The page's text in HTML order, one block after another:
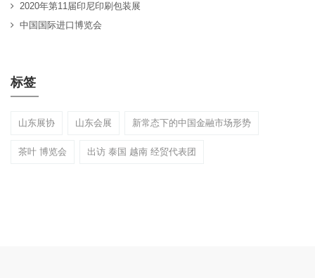
2020年第11届印尼印刷包装展
中国国际进口博览会
标签
山东展协 山东会展 新常态下的中国金融市场形势
茶叶 博览会 出访 泰国 越南 经贸代表团